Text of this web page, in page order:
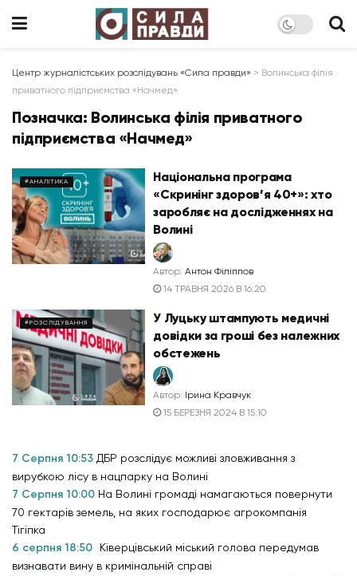
Центр журналістських розслідувань «Сила правди» > Волинська філія
приватного підприємства «Начмед»
Позначка: Волинська філія приватного
підприємства «Начмед»
#АНАЛІТИКА
Національна програма
«Скринінг здоров’я 40+»: хто
заробляє на дослідженнях на
Волині
Автор: Антон Філіппов
14 ТРАВНЯ 2026 В 16:20
#РОЗСЛІДУВАННЯ
У Луцьку штампують медичні
довідки за гроші без належних
обстежень
Автор: Ірина Кравчук
15 БЕРЕЗНЯ 2024 В 15:10
7 Серпня 10:53 ДБР розслідує можливі зловживання з
вирубкою лісу в нацпарку на Волині
7 Серпня 10:00 На Волині громаді намагаються повернути
70 гектарів земель, на яких господарює агрокомпанія
Тігіпка
6 серпня 18:50
Ківерцівський міський голова передумав
визнавати вину в кримінальній справі